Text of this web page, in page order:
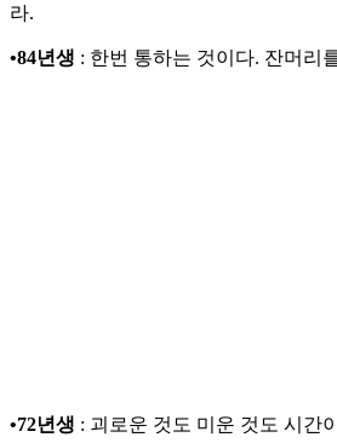
라.
•84년생 : 한번 통하는 것이다. 잔머리
•72년생 : 괴로운 것도 미운 것도 시간